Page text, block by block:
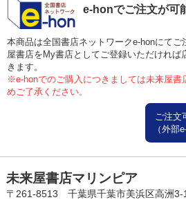
e-honでご注文が可
本商品は全国書店ネットワークe-honにて
屋書店をMy書店としてご登録いただければ
きます。
※e-honでのご購入につきましては未来屋書
めご了承ください。
ご注文
（外部
未来屋書店マリンピア
〒261-8513 千葉県千葉市美浜区高洲3-